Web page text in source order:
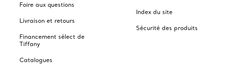
Foire aux questions
Livraison et retours
Financement sélect de
Tiffany
Catalogues
Index du site
Sécurité des produits